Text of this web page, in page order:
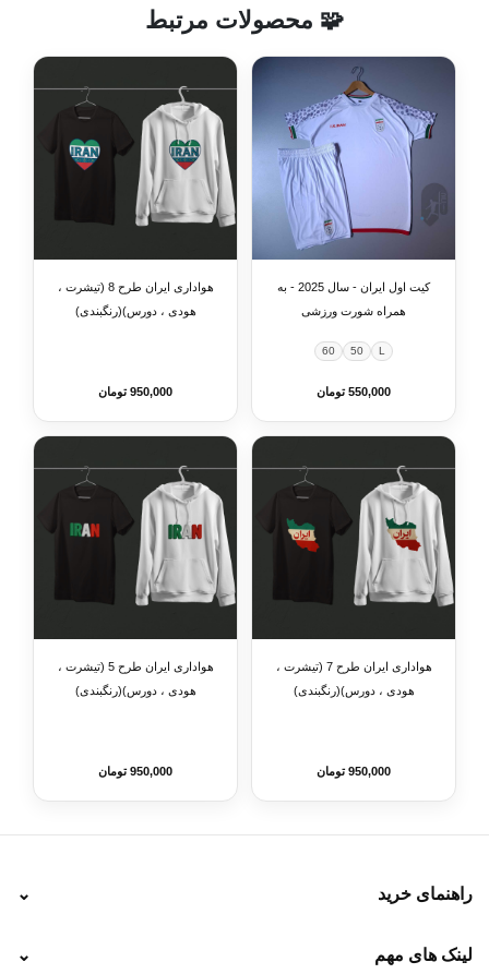
🧩 محصولات مرتبط
کیت اول ایران - سال 2025 - به
همراه شورت ورزشی
L
50
60
550,000 تومان
هواداری ایران طرح 8 (تیشرت ،
هودی ، دورس)(رنگبندی)
950,000 تومان
هواداری ایران طرح 7 (تیشرت ،
هودی ، دورس)(رنگبندی)
950,000 تومان
هواداری ایران طرح 5 (تیشرت ،
هودی ، دورس)(رنگبندی)
950,000 تومان
راهنمای خرید ⌄
نحوه پرداخت
لینک های مهم ⌄